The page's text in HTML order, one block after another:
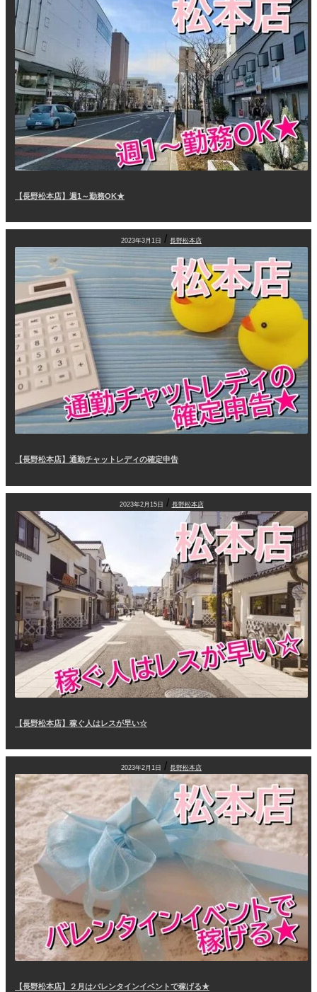
【長野松本店】週1～勤務OK★
2023年3月1日 / 長野松本店
【長野松本店】通勤チャットレディの確定申告
2023年2月15日 / 長野松本店
【長野松本店】稼ぐ人はレスが早い☆
2023年2月1日 / 長野松本店
【長野松本店】２月はバレンタインイベントで稼げる★